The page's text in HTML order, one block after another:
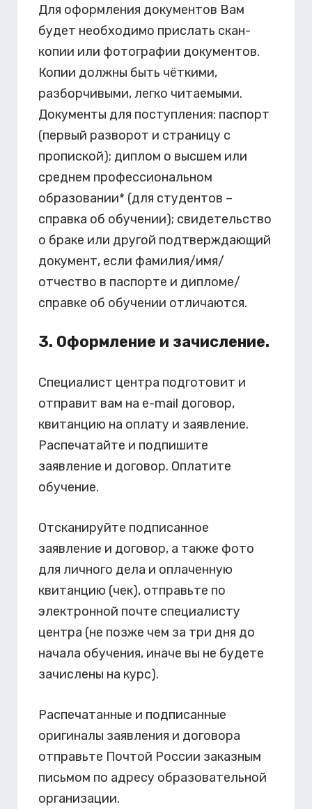
Для оформления документов Вам
будет необходимо прислать скан-
копии или фотографии документов.
Копии должны быть чёткими,
разборчивыми, легко читаемыми.
Документы для поступления: паспорт
(первый разворот и страницу с
пропиской); диплом о высшем или
среднем профессиональном
образовании* (для студентов –
справка об обучении); свидетельство
о браке или другой подтверждающий
документ, если фамилия/имя/
отчество в паспорте и дипломе/
справке об обучении отличаются.
3. Оформление и зачисление.
Специалист центра подготовит и
отправит вам на e-mail договор,
квитанцию на оплату и заявление.
Распечатайте и подпишите
заявление и договор. Оплатите
обучение.
Отсканируйте подписанное
заявление и договор, а также фото
для личного дела и оплаченную
квитанцию (чек), отправьте по
электронной почте специалисту
центра (не позже чем за три дня до
начала обучения, иначе вы не будете
зачислены на курс).
Распечатанные и подписанные
оригиналы заявления и договора
отправьте Почтой России заказным
письмом по адресу образовательной
организации.